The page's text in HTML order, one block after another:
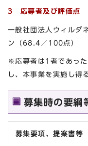
3 応募者及び評価点
一般社団法人ウィルダ
ン（68.4／100点）
※応募者は1者であっ
し、本事業を実施し得
募集時の要綱
募集要項、提案書等